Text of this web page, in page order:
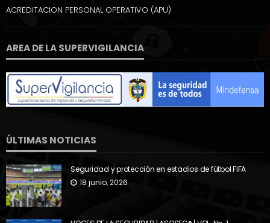
ACREDITACION PERSONAL OPERATIVO (APU)
AREA DE LA SUPERVIGILANCIA
ÚLTIMAS NOTICIAS
Seguridad y protección en estadios de fútbol FIFA
18 junio, 2026